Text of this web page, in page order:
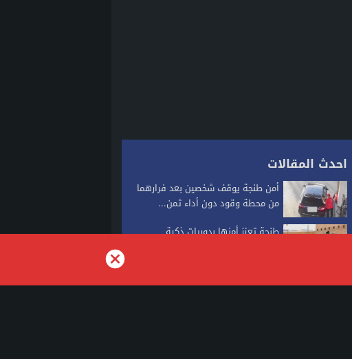
احدث المقالات
أمن طنجة يوقف شخصين بعد فرارهما
من محطة وقود دون أداء ثمن...
طنجة تعزز أمنها بدوريات ذكية
نشرة انذارية: موجة حر وزخات رعدية